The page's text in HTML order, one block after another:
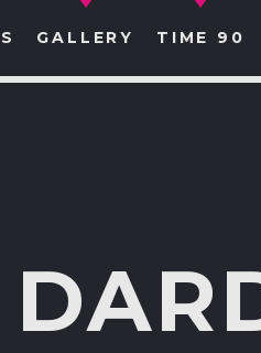
GALLERY TIME 90